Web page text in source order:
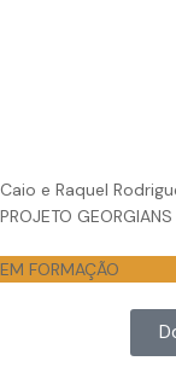
Caio e Raquel
PROJETO GEORGIANS
EM FORMAÇÃO